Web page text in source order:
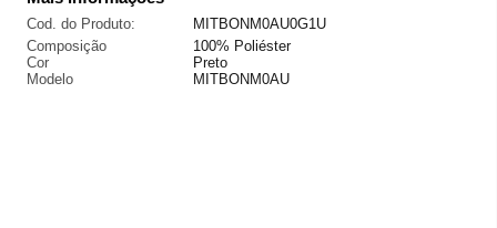
Cod. do Produto:
MITBONM0AU0G1U
Composição
100% Poliéster
Cor
Preto
Modelo
MITBONM0AU